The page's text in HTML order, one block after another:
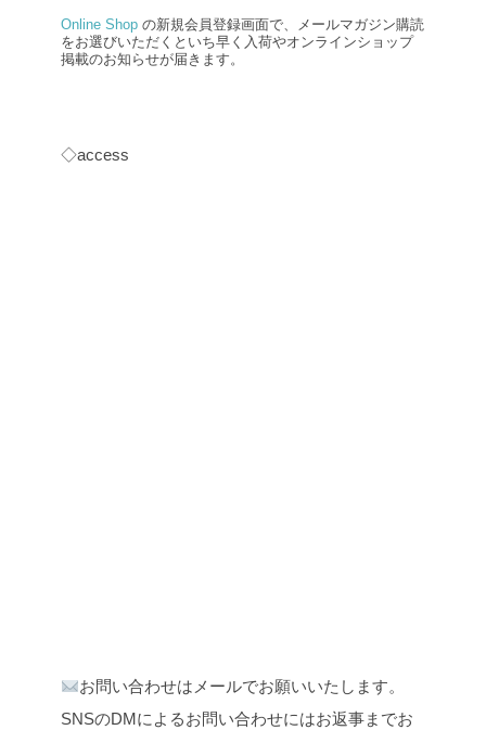
Online Shop の新規会員登録画面で、メールマガジン購読
をお選びいただくといち早く入荷やオンラインショップ
掲載のお知らせが届きます。
◇access
お問い合わせはメールでお願いいたします。
SNSのDMによるお問い合わせにはお返事までお